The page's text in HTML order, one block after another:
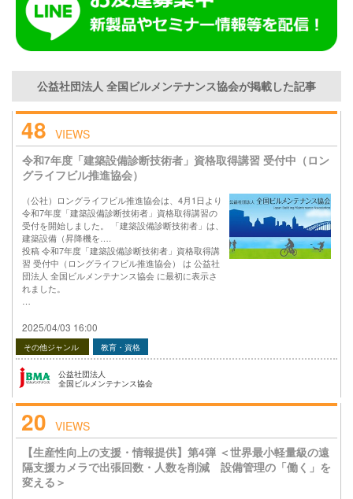
公益社団法人 全国ビルメンテナンス協会が掲載した記事
48 VIEWS
令和7年度「建築設備診断技術者」資格取得講習 受付中（ロン
グライフビル推進協会）
（公社）ロングライフビル推進協会は、4月1日より
令和7年度「建築設備診断技術者」資格取得講習の
受付を開始しました。 「建築設備診断技術者」は、
建築設備（昇降機を….
投稿 令和7年度「建築設備診断技術者」資格取得講
習 受付中（ロングライフビル推進協会） は 公益社
団法人 全国ビルメンテナンス協会 に最初に表示さ
れました。
2025/04/03 16:00
その他ジャンル 教育・資格
公益社団法人
全国ビルメンテナンス協会
20 VIEWS
【生産性向上の支援・情報提供】第4弾 ＜世界最小軽量級の遠
隔支援カメラで出張回数・人数を削減 設備管理の「働く」を
変える＞